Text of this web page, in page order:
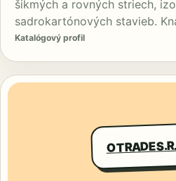
šikmých a rovných striech,
sadrokartónových stavieb.
Katalógový profil
O TRADE